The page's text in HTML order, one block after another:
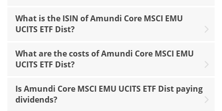
What is the ISIN of Amundi Core MSCI EMU
UCITS ETF Dist?
What are the costs of Amundi Core MSCI EMU
UCITS ETF Dist?
Is Amundi Core MSCI EMU UCITS ETF Dist paying
dividends?